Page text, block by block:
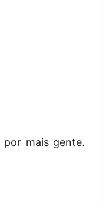
por mais gente.